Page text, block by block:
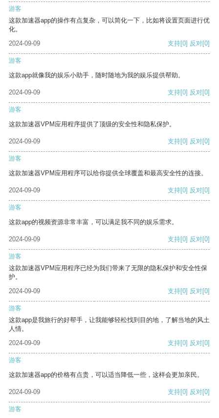
游客
这款加速器app的操作有点复杂，可以简化一下，比如将设置页面进行优
化。
2024-09-09
支持[0] 反对[0]
游客
这款app就像我的娱乐小助手，随时随地为我的娱乐提供帮助。
2024-09-09 支持[0] 反对[0]
游客
这款加速器VPM应用程序提供了顶级的安全性和隐私保护。
2024-09-09 支持[0] 反对[0]
游客
这款加速器VPM应用程序可以给你提供全球覆盖和最高安全性的连接。
2024-09-09 支持[0] 反对[0]
游客
这款app的视频资源非常丰富，可以满足我不同的娱乐需求。
2024-09-09 支持[0] 反对[0]
游客
这款加速器VPM应用程序已经为我们带来了无限的隐私保护和安全性保
护。
2024-09-09
支持[0] 反对[0]
游客
这款app是我旅行的好帮手，让我能够轻松找到目的地，了解当地的风土
人情。
2024-09-09
支持[0] 反对[0]
游客
这款加速器app的价格有点贵，可以适当降低一些，这样会更加亲民。
2024-09-09 支持[0] 反对[0]
游客